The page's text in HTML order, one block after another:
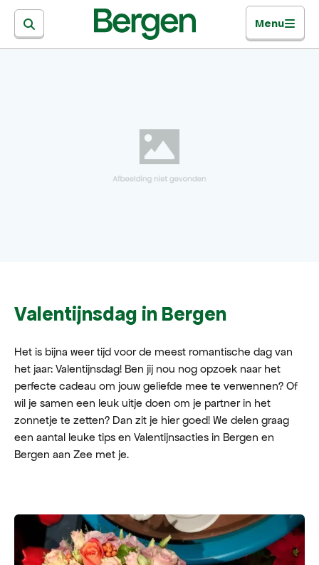
Menu
Valentijnsdag in Bergen
Het is bijna weer tijd voor de meest romantische dag van
het jaar: Valentijnsdag! Ben jij nou nog opzoek naar het
perfecte cadeau om jouw geliefde mee te verwennen? Of
wil je samen een leuk uitje doen om je partner in het
zonnetje te zetten? Dan zit je hier goed! We delen graag
een aantal leuke tips en Valentijnsacties in Bergen en
Bergen aan Zee met je.